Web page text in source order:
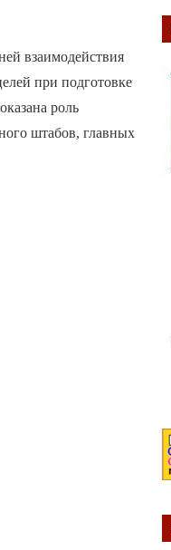
взаимодействия
при подготовке
роль
штабов, главных